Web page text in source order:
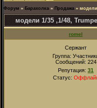
Форум » Барахолка » Продажа »
модели 1/35 ,1/48,
romel
Сержант
Группа:
Сообщений: 224
Репутация: 31
Статус: